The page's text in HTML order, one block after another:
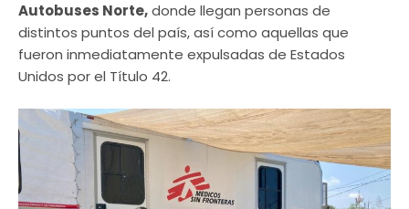
Autobuses Norte,donde llegan personas de
distintos puntos del país, así como aquellas que
fueron inmediatamente expulsadas de Estados
Unidos por el Título 42.